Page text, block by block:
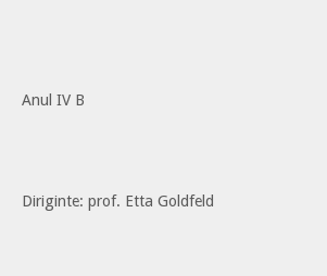
Anul IV B
Diriginte: prof. Etta Goldfeld